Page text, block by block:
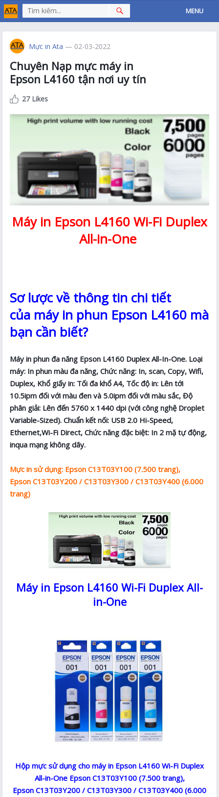
MENU
Mực in Ata — 02-03-2022
Chuyên Nạp mực máy in
Epson L4160 tận nơi uy tín
27 Likes
Máy in Epson L4160 Wi-Fi Duplex
All-in-One
Sơ lược về thông tin chi tiết
của máy in phun Epson L4160 mà
bạn cần biết?
Máy in phun đa năng Epson L4160 Duplex All-In-One. Loại
máy: In phun màu đa năng, Chức năng: In, scan, Copy, Wifi,
Duplex, Khổ giấy in: Tối đa khổ A4, Tốc độ in: Lên tới
10.5ipm đối với màu đen và 5.0ipm đối với màu sắc, Độ
phân giải: Lên đến 5760 x 1440 dpi (với công nghệ Droplet
Variable-Sized). Chuẩn kết nối: USB 2.0 Hi-Speed,
Ethernet,Wi-Fi Direct, Chức năng đặc biệt: In 2 mặ tự động,
inqua mạng không dây.
Mực in sử dụng: Epson C13T03Y100 (7.500 trang),
Epson C13T03Y200 / C13T03Y300 / C13T03Y400 (6.000
trang)
Máy in Epson L4160 Wi-Fi Duplex All-
in-One
Hộp mực sử dụng cho máy in Epson L4160 Wi-Fi Duplex
All-in-One Epson C13T03Y100 (7.500 trang),
Epson C13T03Y200 / C13T03Y300 / C13T03Y400 (6.000